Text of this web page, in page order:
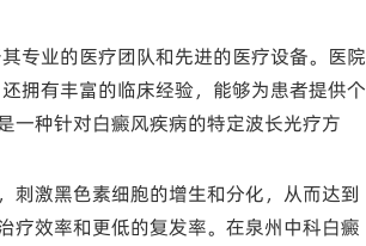
专业的医疗团队和先进的医疗设备。医院
拥有丰富的临床经验，能够为患者提供个
一种针对白癜风疾病的特定波长光疗方
刺激黑色素细胞的增生和分化，从而达到
疗效率和更低的复发率。在泉州中科白癜